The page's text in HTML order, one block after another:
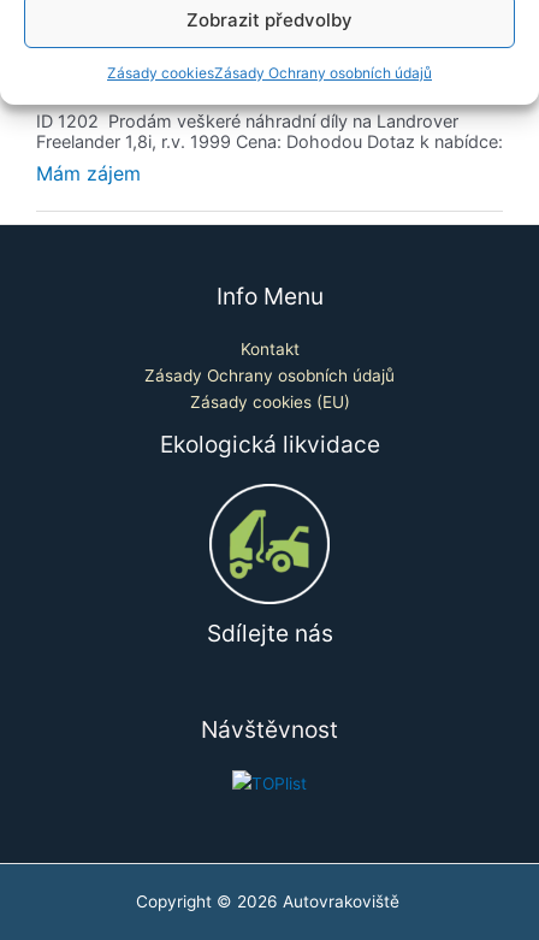
Zobrazit předvolby
Zásady cookiesZásady Ochrany osobních údajů
Landrover Freelander 1,8i
ID 1202 Prodám veškeré náhradní díly na Landrover
Freelander 1,8i, r.v. 1999 Cena: Dohodou Dotaz k nabídce:
Mám zájem
Info Menu
Kontakt
Zásady Ochrany osobních údajů
Zásady cookies (EU)
Ekologická likvidace
Sdílejte nás
Návštěvnost
Copyright © 2026 Autovrakoviště